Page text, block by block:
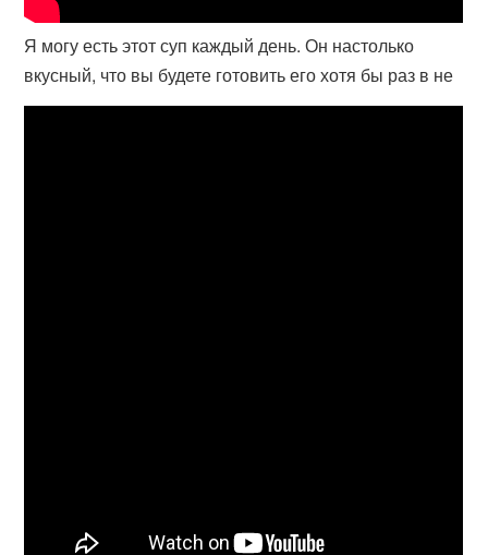
Я могу есть этот суп каждый день. Он настолько
вкусный, что вы будете готовить его хотя бы раз в не